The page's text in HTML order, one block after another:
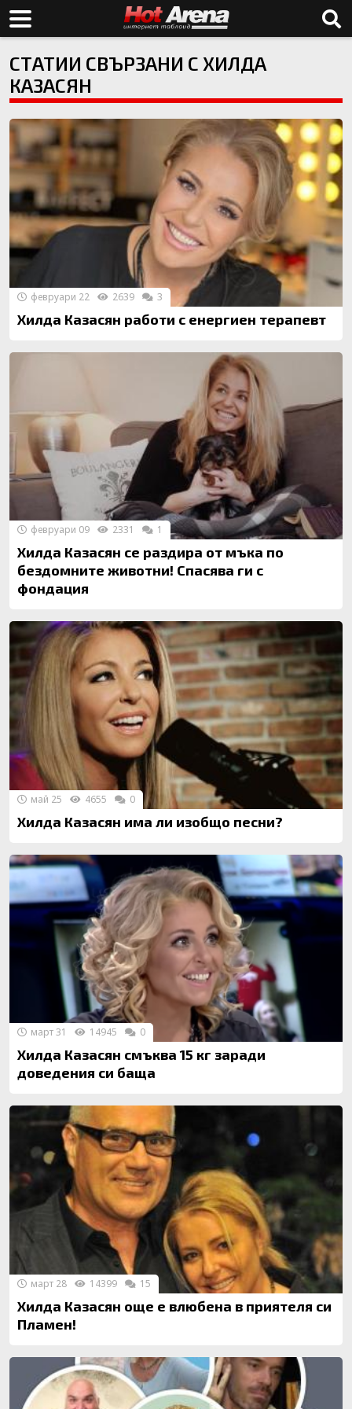
СТАТИИ СВЪРЗАНИ С ХИЛДА
КАЗАСЯН
Хилда Казасян работи с енергиен терапевт
февруари 22 2639 3
Хилда Казасян се раздира от мъка по
бездомните животни! Спасява ги с
фондация
февруари 09 2331 1
Хилда Казасян има ли изобщо песни?
май 25 4655 0
Хилда Казасян смъква 15 кг заради
доведения си баща
март 31 14945 0
Хилда Казасян още е влюбена в приятеля си
Пламен!
март 28 14399 15